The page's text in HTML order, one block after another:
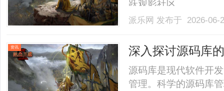
跃观影社区。......
派乐网 发布于 2026-
资讯 深入探讨源码库
源码库是现代软件开
管理。科学的源码库